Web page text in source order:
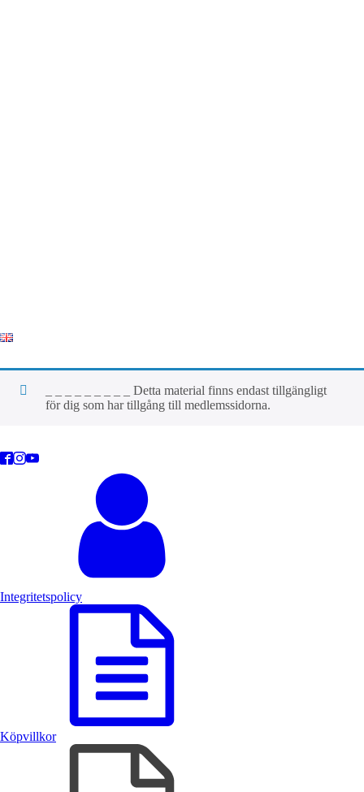
_ _ _ _ _ _ _ _ _ Detta material finns endast tillgängligt
för dig som har tillgång till medlemssidorna.
Integritetspolicy
Köpvillkor